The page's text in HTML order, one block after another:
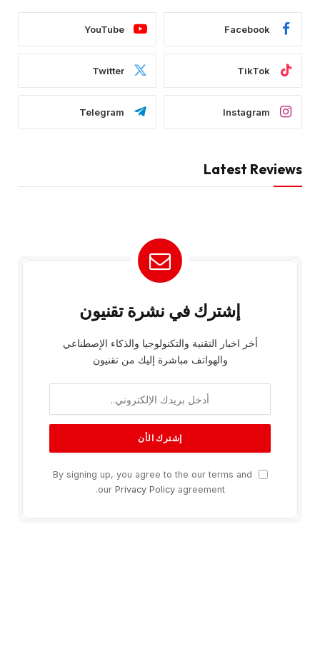
Facebook
YouTube
TikTok
Twitter
Instagram
Telegram
Latest Reviews
إشترك في نشرة تقنيون
أخر اخبار التقنية والتكنولوجيا والذكاء الإصطناعي
والهواتف مباشرة إليك من تقنيون
By signing up, you agree to the our terms and
our Privacy Policyagreement.